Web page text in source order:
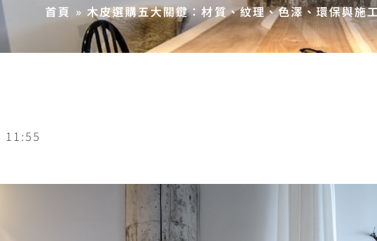
首頁 » 木皮選購五大關鍵：材質、紋理、色澤、環保與施
11:55